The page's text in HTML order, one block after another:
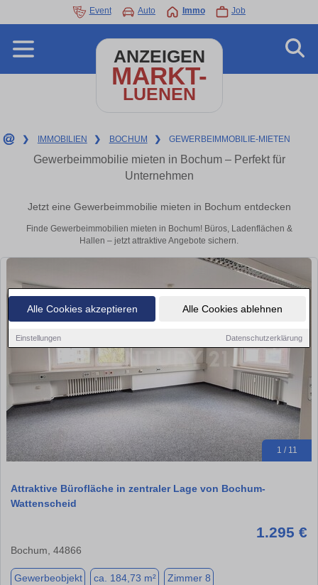
Alle Cookies akzeptieren Alle Cookies ablehnen
Einstellungen Datenschutzerklärung
Event Auto Immo Job
ANZEIGEN
MARKT-
LUENEN
❯ IMMOBILIEN ❯ BOCHUM ❯ GEWERBEIMMOBILIE-MIETEN
Gewerbeimmobilie mieten in Bochum – Perfekt für
Unternehmen
Jetzt eine Gewerbeimmobilie mieten in Bochum entdecken
Finde Gewerbeimmobilien mieten in Bochum! Büros, Ladenflächen &
Hallen – jetzt attraktive Angebote sichern.
1 / 11
Attraktive Bürofläche in zentraler Lage von Bochum-
Wattenscheid
1.295 €
Bochum, 44866
Gewerbeobjekt ca. 184,73 m² Zimmer 8